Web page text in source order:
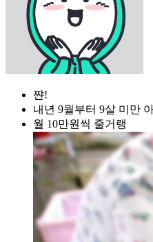
쨘!
내년 9월부터 9살 미만
월 10만원씩 줄거랭